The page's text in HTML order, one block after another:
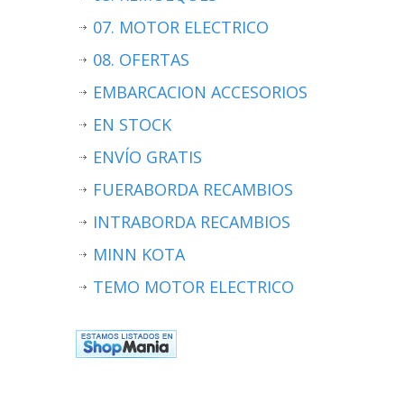
07. MOTOR ELECTRICO
08. OFERTAS
EMBARCACION ACCESORIOS
EN STOCK
ENVÍO GRATIS
FUERABORDA RECAMBIOS
INTRABORDA RECAMBIOS
MINN KOTA
TEMO MOTOR ELECTRICO